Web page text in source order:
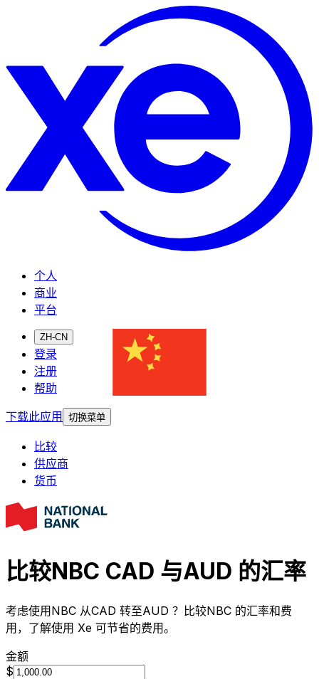
个人
商业
平台
ZH-CN
登录
注册
帮助
下载此应用
切换菜单
比较
供应商
货币
比较NBC CAD 与AUD 的汇率
考虑使用NBC 从CAD 转至AUD ？比较NBC 的汇率和费
用，了解使用 Xe 可节省的费用。
金额
$